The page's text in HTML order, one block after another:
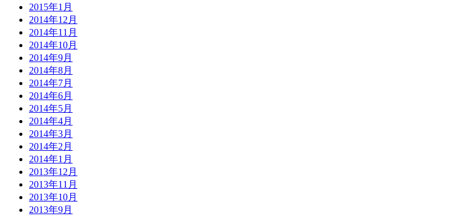
2015年1月
2014年12月
2014年11月
2014年10月
2014年9月
2014年8月
2014年7月
2014年6月
2014年5月
2014年4月
2014年3月
2014年2月
2014年1月
2013年12月
2013年11月
2013年10月
2013年9月